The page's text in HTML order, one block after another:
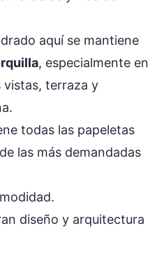
aquí se mantiene
, especialmente en
vistas, terraza y
todas las papeletas
las más demandadas
diseño y arquitectura